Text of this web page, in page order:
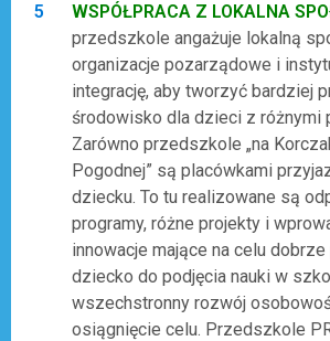
WSPÓŁPRACA Z LOKALNA
przedszkole angażuje lokalną
organizacje pozarządowe i
integrację, aby tworzyć bardziej
środowisko dla dzieci z różnymi
Zarówno przedszkole „na
Pogodnej” są placówkami
dziecku. To tu realizowane są
programy, różne projekty i
innowacje mające na celu
dziecko do podjęcia nauki w
wszechstronny rozwój
osiągnięcie celu. Przedszkole